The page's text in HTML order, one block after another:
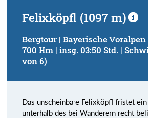
Felixköpfl (1097 m)
Bergtour | Bayerische Voralpen
700 Hm | insg. 03:50 Std. |
von 6)
Das unscheinbare Felixköpfl fristet ein
unterhalb des bei Wanderern recht